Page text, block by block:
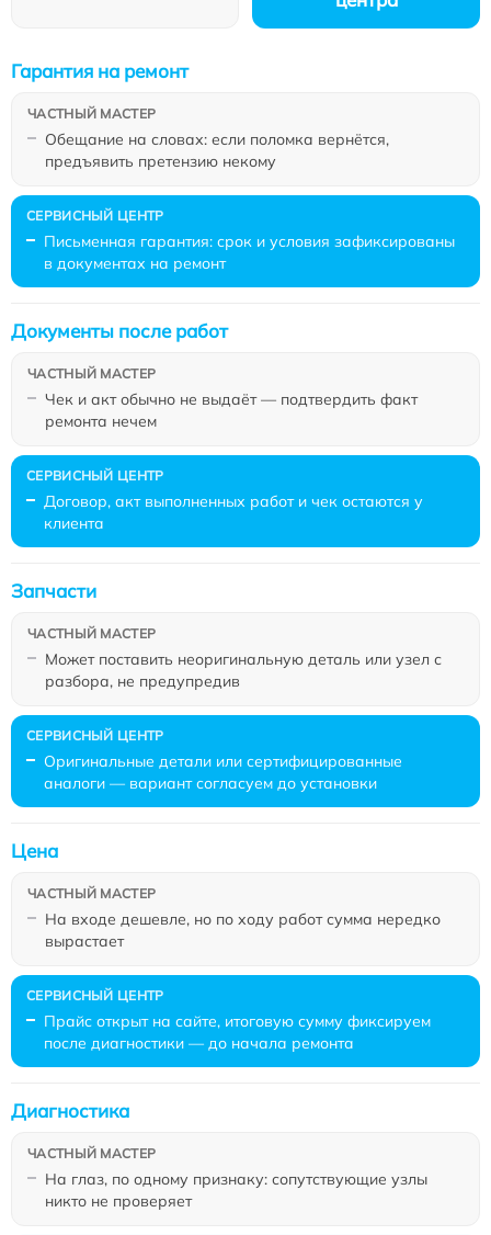
Обещание на словах: если поломка вернётся,
предъявить претензию некому
Гарантия на ремонт
Письменная гарантия: срок и условия зафиксированы
в документах на ремонт
Чек и акт обычно не выдаёт — подтвердить факт
ремонта нечем
Документы после работ
Договор, акт выполненных работ и чек остаются у
клиента
Может поставить неоригинальную деталь или узел с
разбора, не предупредив
Запчасти
Оригинальные детали или сертифицированные
аналоги — вариант согласуем до установки
На входе дешевле, но по ходу работ сумма нередко
вырастает
Цена
Прайс открыт на сайте, итоговую сумму фиксируем
после диагностики — до начала ремонта
На глаз, по одному признаку: сопутствующие узлы
никто не проверяет
Диагностика